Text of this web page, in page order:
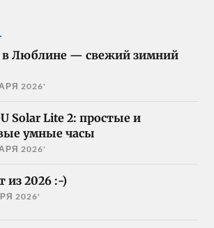
в Люблине — свежий зимний
2026'
Solar Lite 2: простые и
умные часы
2026'
из 2026 :-)
2026'